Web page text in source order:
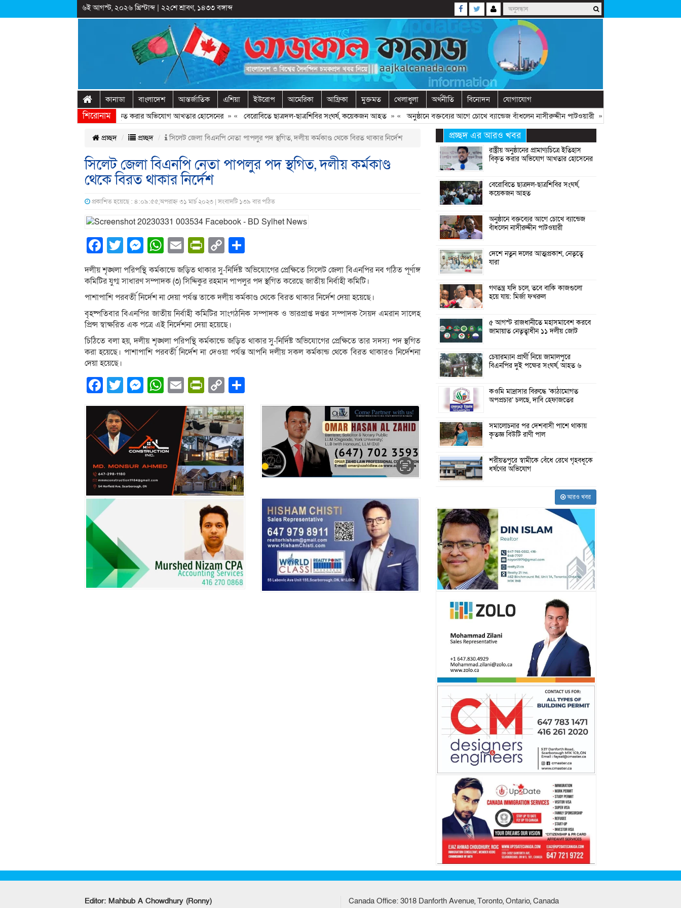
৬ই আগস্ট, ২০২৬ খ্রিস্টাব্দ| ২২শে শ্রাবণ, ১৪৩৩ বঙ্গাব্দ
কানাডা বাংলাদেশ আন্তর্জাতিক এশিয়া ইউরোপ আমেরিকা আফ্রিকা মুক্তমত খেলাধুলা অর্থনীতি বিনোদন যোগাযোগ
শিরোনাম
অনুষ্ঠানের প্রামাণ্যচিত্রে ইতিহাস বিকৃত করার অভিযোগ আখতার হোসেনের» «বেরোবিতে ছাত্রদল-ছাত্রশিবির সংঘর্ষ, কয়েকজন আহত» «অনুষ্ঠানে বক্তব্যের আগে চোখে ব্যান্ডেজ বাঁধলেন নাসীরুদ্দীন পাটওয়ারী» «দেশে নতুন দলের আত্মপ্রকাশ,
প্রচ্ছদ প্রচ্ছদ সিলেট জেলা বিএনপি নেতা পাপলুর পদ স্থগিত, দলীয় কর্মকাণ্ড থেকে বিরত থাকার নির্দেশ
সিলেট জেলা বিএনপি নেতা পাপলুর পদ স্থগিত, দলীয় কর্মকাণ্ড
থেকে বিরত থাকার নির্দেশ
প্রকাশিত হয়েছে : ৪:০৯:৫৫,অপরাহ্ন ৩১ মার্চ ২০২৩ | সংবাদটি ১৩৯ বার পঠিত
Facebook
Twitter
Messenger
WhatsApp
EmailPrintFriendly
Copy
Link
দলীয় শৃঙ্খলা পরিপন্থি কর্মকান্ডে জড়িত থাকার সু-নির্দিষ্ট অভিযোগের প্রেক্ষিতে সিলেট জেলা বিএনপির নব গঠিত পূর্ণাঙ্গ
কমিটির যুগ্ম সাধারণ সম্পাদক (৩) সিদ্দিকুর রহমান পাপলুর পদ স্থগিত করেছে জাতীয় নির্বাহী কমিটি।
পাশাপাশি পরবর্তী নির্দেশ না দেয়া পর্যন্ত তাকে দলীয় কর্মকাণ্ড থেকে বিরত থাকার নির্দেশ দেয়া হয়েছে।
বৃহষ্পতিবার বিএনপির জাতীয় নির্বাহী কমিটির সাংগঠনিক সম্পাদক ও ভারপ্রাপ্ত দপ্তর সম্পাদক সৈয়দ এমরান সালেহ
প্রিন্স স্বাক্ষরিত এক পত্রে এই নির্দেশনা দেয়া হয়েছে।
চিঠিতে বলা হয়, দলীয় শৃঙ্খলা পরিপন্থি কর্মকান্ডে জড়িত থাকার সু-নির্দিষ্ট অভিযোগের প্রেক্ষিতে তার সদস্য পদ স্থগিত
করা হয়েছে। পাশাপাশি পরবর্তী নির্দেশ না দেওয়া পর্যন্ত আপনি দলীয় সকল কর্মকান্ড থেকে বিরত থাকারও নির্দেশনা
দেয়া হয়েছে।
Facebook
Twitter
Messenger
WhatsApp
EmailPrintFriendly
Copy
Link
প্রচ্ছদ এর আরও খবর
রাষ্ট্রীয় অনুষ্ঠানের প্রামাণ্যচিত্রে ইতিহাস
বিকৃত করার অভিযোগ আখতার হোসেনের
বেরোবিতে ছাত্রদল-ছাত্রশিবির সংঘর্ষ,
কয়েকজন আহত
অনুষ্ঠানে বক্তব্যের আগে চোখে ব্যান্ডেজ
বাঁধলেন নাসীরুদ্দীন পাটওয়ারী
দেশে নতুন দলের আত্মপ্রকাশ, নেতৃত্বে
যারা
গণতন্ত্র যদি চলে, তবে বাকি কাজগুলো
হয়ে যায়: মির্জা ফখরুল
৫ আগস্ট রাজধানীতে মহাসমাবেশ করবে
জামায়াত নেতৃত্বাধীন ১১ দলীয় জোট
চেয়ারম্যান প্রার্থী নিয়ে জামালপুরে
বিএনপির দুই পক্ষের সংঘর্ষ, আহত ৬
কওমি মাদ্রাসার বিরুদ্ধে ‘কাঠামোগত
অপপ্রচার’ চলছে, দাবি হেফাজতের
সমালোচনার পর দেশবাসী পাশে থাকায়
কৃতজ্ঞ বিউটি রাণী পাল
শরীয়তপুরে স্বামীকে বেঁধে রেখে গৃহবধূকে
ধর্ষণের অভিযোগ
আরও খবর
Editor: Mahbub A Chowdhury (Ronny)
Canada Office: 3018 Danforth Avenue, Toronto, Ontario, Canada